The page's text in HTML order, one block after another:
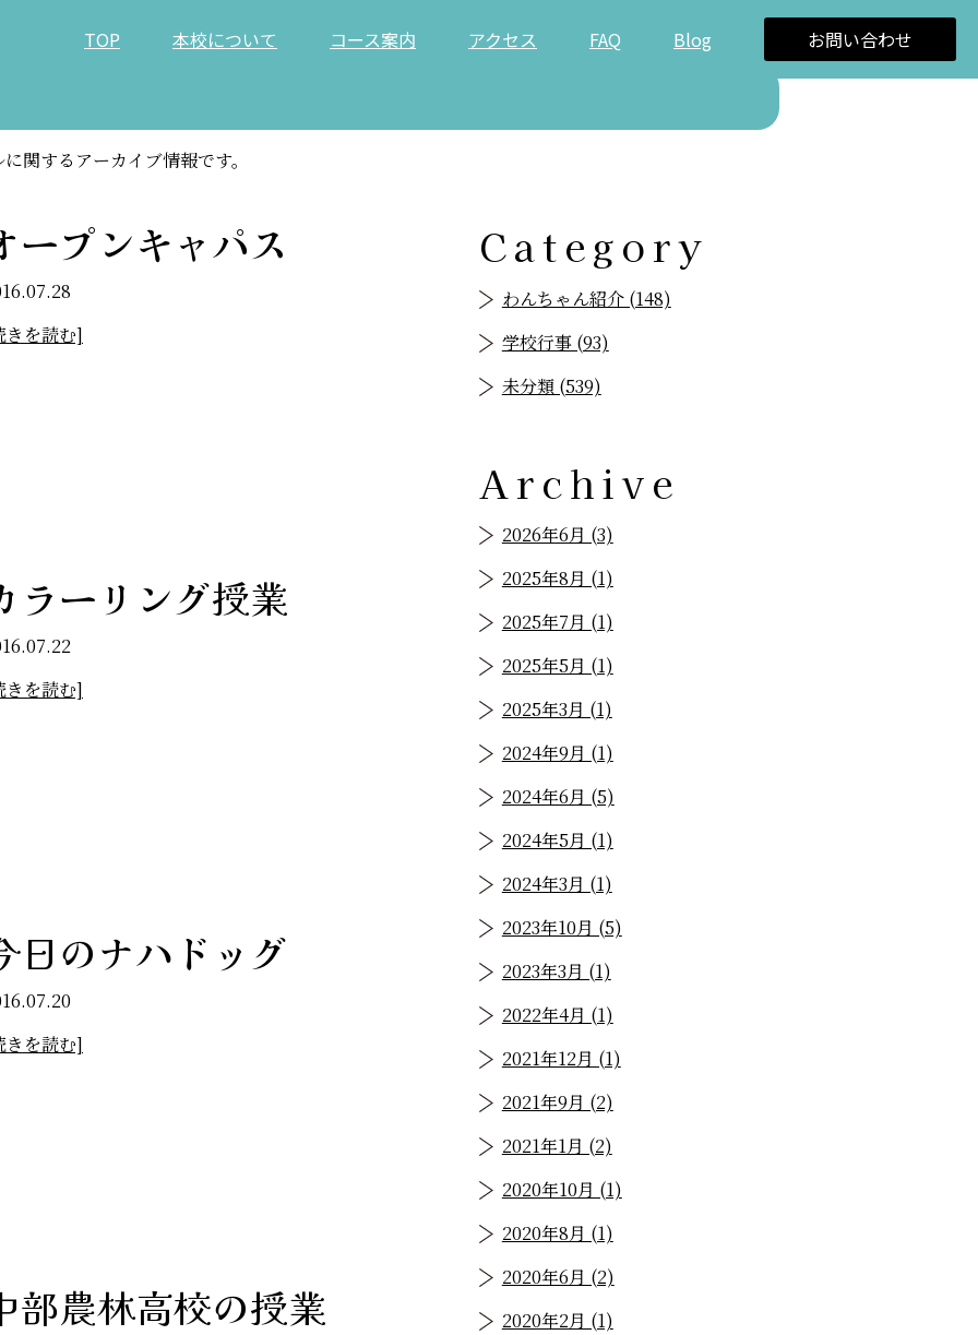
TOP 本校について コース案内 アクセス FAQ Blog お問い合わせ
関するアーカイブ情報です。
ープンキャパス
きを読む]
ラーリング授業
きを読む]
日のナハドッグ
きを読む]
部農林高校の授業
Category
わんちゃん紹介 (148)
学校行事 (93)
未分類 (539)
Archive
2026年6月 (3)
2025年8月 (1)
2025年7月 (1)
2025年5月 (1)
2025年3月 (1)
2024年9月 (1)
2024年6月 (5)
2024年5月 (1)
2024年3月 (1)
2023年10月 (5)
2023年3月 (1)
2022年4月 (1)
2021年12月 (1)
2021年9月 (2)
2021年1月 (2)
2020年10月 (1)
2020年8月 (1)
2020年6月 (2)
2020年2月 (1)